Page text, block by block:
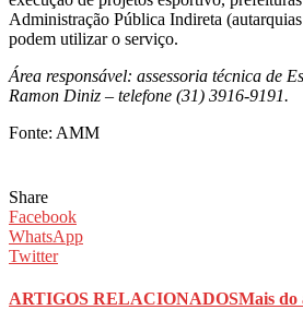
Administração Pública Indireta
podem utilizar o serviço.
Área responsável: assessoria técnica de
Ramon Diniz – telefone (31) 3916-9191.
Fonte: AMM
Share
Facebook
WhatsApp
Twitter
ARTIGOS RELACIONADOSMais do